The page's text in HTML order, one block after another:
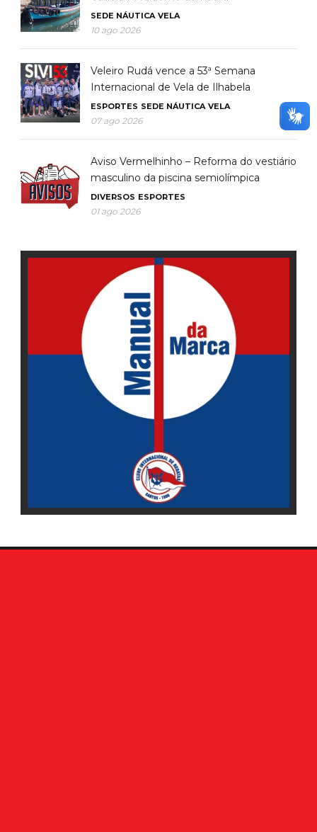
SEDE NÁUTICA VELA
10 ago 2026
Veleiro Rudá vence a 53ª Semana
Internacional de Vela de Ilhabela
ESPORTES SEDE NÁUTICA VELA
07 ago 2026
Aviso Vermelhinho – Reforma do vestiário
masculino da piscina semiolímpica
DIVERSOS ESPORTES
01 ago 2026